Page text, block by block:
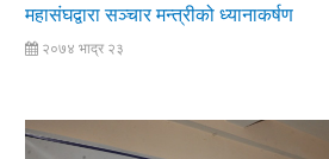
महासंघद्वारा सञ्चार मन्त्रीको ध्यानाकर्षण
२०७४ भाद्र २३